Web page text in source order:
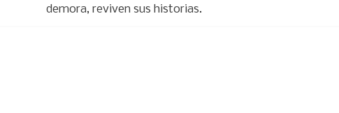
demora, reviven sus historias.